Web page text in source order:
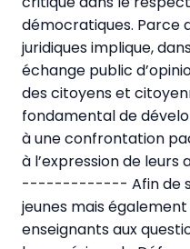
démocratiques. Parce
juridiques implique,
échange public
des citoyens et
fondamental de
à une confrontation
à l’expression de
------------- Afin de
jeunes mais
enseignants aux